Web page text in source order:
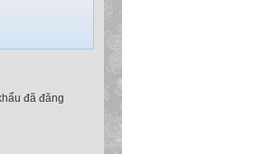
đã đăng